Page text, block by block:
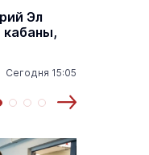
Эл
кабаны,
Сегодня 15:05